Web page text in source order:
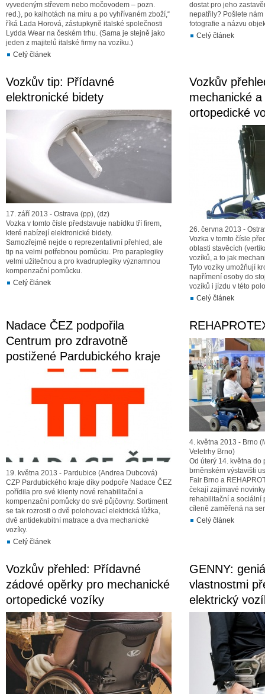
vyvedeným střevem nebo močovodem – pozn.
red.), po kalhotách na míru a po vyhřívaném zboží,“
říká Lada Horová, zástupkyně italské společnosti
Lydda Wear na českém trhu. (Sama je stejně jako
jeden z majitelů italské firmy na vozíku.)
Celý článek
dostat pro jeho
nepatřily? Pošlete
fotografie a názvu
Celý článek
Vozkův tip: Přídavné
elektronické bidety
17. září 2013 - Ostrava (pp), (dz)
Vozka v tomto čísle představuje nabídku tří firem,
které nabízejí elektronické bidety.
Samozřejmě nejde o reprezentativní přehled, ale
tip na velmi potřebnou pomůcku. Pro paraplegiky
velmi užitečnou a pro kvadruplegiky významnou
kompenzační pomůcku.
Celý článek
Vozkův
mechanické
ortopedické
26. června 2013 -
Vozka v tomto čísle
oblasti stavěcích
vozíků, a to jak
Tyto vozíky umožňují
napřímení osoby do
vozíků i jízdu v této
Celý článek
Nadace ČEZ podpořila
Centrum pro zdravotně
postižené Pardubického kraje
19. května 2013 - Pardubice (Andrea Dubcová)
CZP Pardubického kraje díky podpoře Nadace ČEZ
pořídila pro své klienty nové rehabilitační a
kompenzační pomůcky do své půjčovny. Sortiment
se tak rozrostl o dvě polohovací elektrická lůžka,
dvě antidekubitní matrace a dva mechanické
vozíky.
Celý článek
4. května 2013 - Brno
Veletrhy Brno)
Od úterý 14. května do
brněnském výstavišti
Fair Brno a
čekají zajímavé
rehabilitační a sociální
cíleně zaměřená na
Celý článek
Vozkův přehled: Přídavné
zádové opěrky pro mechanické
ortopedické vozíky
GENNY:
vlastnostmi
elektrický